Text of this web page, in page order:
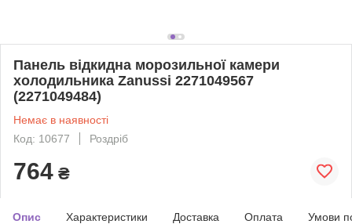
Панель відкидна морозильної камери
холодильника Zanussi 2271049567
(2271049484)
Немає в наявності
Код: 10677
Роздріб
764 ₴
Опис Характеристики Доставка Оплата Умови